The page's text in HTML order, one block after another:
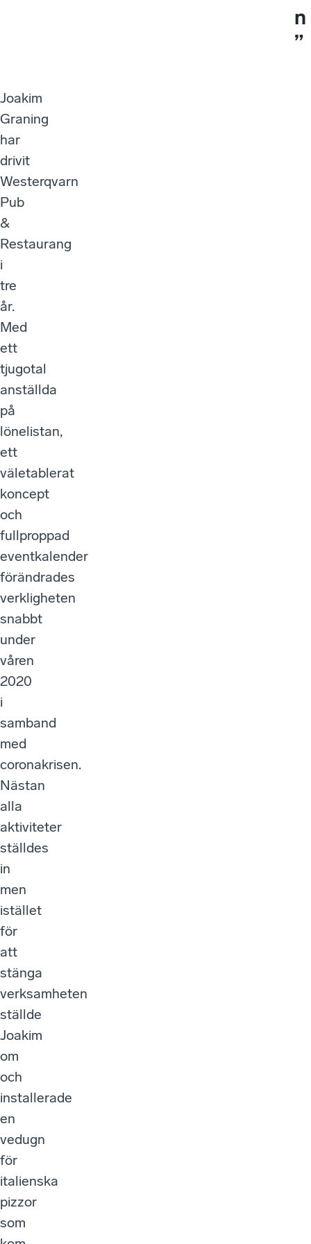
n
”
Joakim
Graning
har
drivit
Westerqvarn
Pub
&
Restaurang
i
tre
år.
Med
ett
tjugotal
anställda
på
lönelistan,
ett
väletablerat
koncept
och
fullproppad
eventkalender
förändrades
verkligheten
snabbt
under
våren
2020
i
samband
med
coronakrisen.
Nästan
alla
aktiviteter
ställdes
in
men
istället
för
att
stänga
verksamheten
ställde
Joakim
om
och
installerade
en
vedugn
för
italienska
pizzor
som